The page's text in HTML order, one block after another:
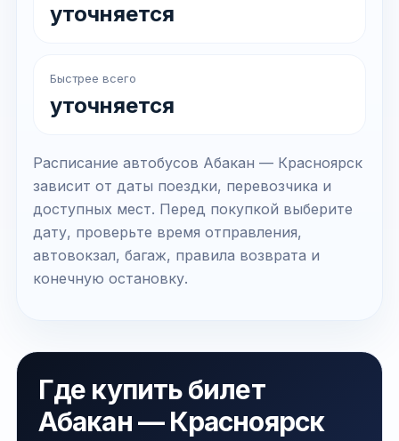
уточняется
Быстрее всего
уточняется
Расписание автобусов Абакан — Красноярск
зависит от даты поездки, перевозчика и
доступных мест. Перед покупкой выберите
дату, проверьте время отправления,
автовокзал, багаж, правила возврата и
конечную остановку.
Где купить билет
Абакан — Красноярск